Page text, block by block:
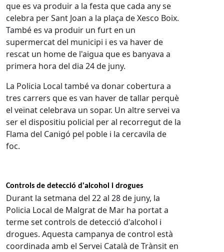
que es va produir a la festa que cada any se
celebra per Sant Joan a la plaça de Xesco Boix.
També es va produir un furt en un
supermercat del municipi i es va haver de
rescat un home de l'aigua que es banyava a
primera hora del dia 24 de juny.
La Policia Local també va donar cobertura a
tres carrers que es van haver de tallar perquè
el veïnat celebrava un sopar. Un altre servei va
ser el dispositiu policial per al recorregut de la
Flama del Canigó pel poble i la cercavila de
foc.
Controls de detecció d'alcohol i drogues
Durant la setmana del 22 al 28 de juny, la
Policia Local de Malgrat de Mar ha portat a
terme set controls de detecció d'alcohol i
drogues. Aquesta campanya de control està
coordinada amb el Servei Català de Trànsit en